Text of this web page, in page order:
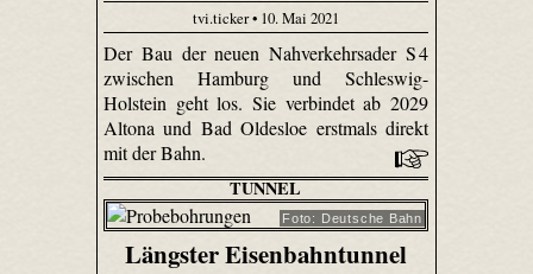
tvi.ticker • 10. Mai 2021
Der Bau der neuen Nahverkehrsader S 4
zwischen Hamburg und Schleswig-
Holstein geht los. Sie verbindet ab 2029
Altona und Bad Oldesloe erstmals direkt
mit der Bahn.
TUNNEL
Foto: Deutsche Bahn
Längster Eisenbahntunnel